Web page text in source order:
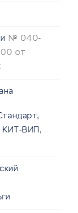
№ 040-
от
КИТ-ВИП,